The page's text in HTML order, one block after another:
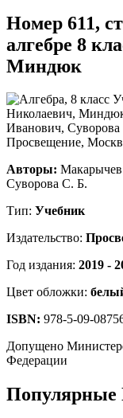
Номер 611,
алгебре 8
Миндюк
Авторы:
Суворова С. Б.
Тип: Учебник
Издательство:
Год издания: 2019 -
Цвет обложки:
ISBN: 978-5-09-
Допущено
Федерации
Популярные